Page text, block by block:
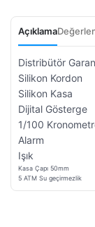
Açıklama
Distribütör
Silikon Kordon
Silikon Kasa
Dijital Gösterge
1/100
Alarm
Işık
Kasa Çapı 50mm
5 ATM Su geçirmezlik